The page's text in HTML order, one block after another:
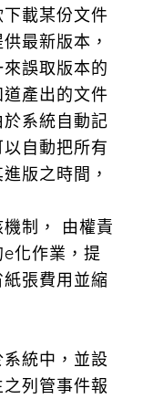
載某份文件
最新版本，
誤取版本的
產出的文件
系統自動記
自動把所有
版之時間，
制， 由權責
化作業，提
張費用並縮
統中，並設
列管事件報